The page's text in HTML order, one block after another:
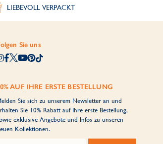
LIEBEVOLL VERPACKT
Sie uns
AUF IHRE ERSTE BESTELLUNG
Sie sich zu unserem Newsletter an und
Sie 10% Rabatt auf Ihre erste Bestellung,
exklusive Angebote und Infos zu unseren
Kollektionen.